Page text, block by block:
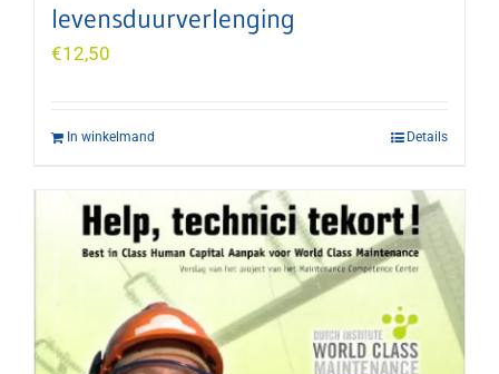
levensduurverlenging
€12,50
In winkelmand Details